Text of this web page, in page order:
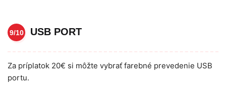
9/10 USB PORT
Za príplatok 20€ si môžte vybrať farebné prevedenie USB
portu.